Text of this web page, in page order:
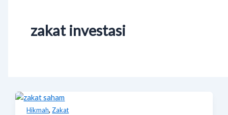
zakat investasi
Hikmah, Zakat